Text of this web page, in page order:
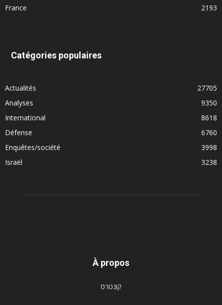
France
2193
Catégories populaires
Actualités
27705
Analyses
9350
International
8618
Défense
6760
Enquêtes/société
3998
Israël
3238
À propos
קונטרס